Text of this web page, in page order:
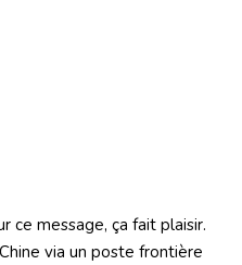
ce message, ça fait plaisir.
via un poste frontière